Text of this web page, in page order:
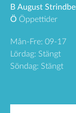
BAugust
Ö Öppettider
Mån-Fre: 09-17
Lördag: Stängt
Söndag: Stängt